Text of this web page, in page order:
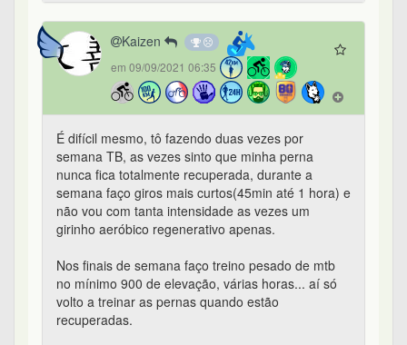
Kaizen
em 09/09/2021 06:35
É difícil mesmo, tô fazendo duas vezes por
semana TB, as vezes sinto que minha perna
nunca fica totalmente recuperada, durante a
semana faço giros mais curtos(45min até 1 hora) e
não vou com tanta intensidade as vezes um
girinho aeróbico regenerativo apenas.
Nos finais de semana faço treino pesado de mtb
no mínimo 900 de elevação, várias horas... aí só
volto a treinar as pernas quando estão
recuperadas.